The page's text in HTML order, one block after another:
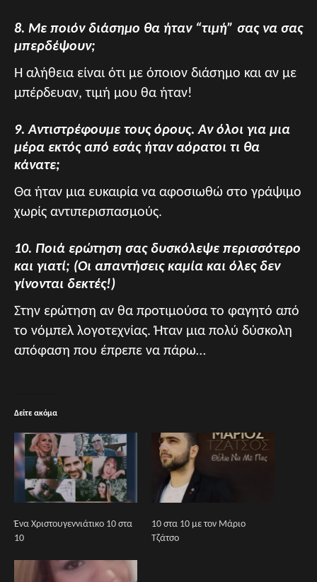
8. Με ποιόν διάσημο θα ήταν “τιμή” σας να σας
μπερδέψουν;
Η αλήθεια είναι ότι με όποιον διάσημο και αν με
μπέρδευαν, τιμή μου θα ήταν!
9. Αντιστρέφουμε τους όρους. Αν όλοι για μια
μέρα εκτός από εσάς ήταν αόρατοι τι θα
κάνατε;
Θα ήταν μια ευκαιρία να αφοσιωθώ στο γράψιμο
χωρίς αντιπερισπασμούς.
10. Ποιά ερώτηση σας δυσκόλεψε περισσότερο
και γιατί; (Οι απαντήσεις καμία και όλες δεν
γίνονται δεκτές!)
Στην ερώτηση αν θα προτιμούσα το φαγητό από
το νόμπελ λογοτεχνίας. Ήταν μια πολύ δύσκολη
απόφαση που έπρεπε να πάρω…
Δείτε ακόμα
Ένα Χριστουγεννιάτικο 10 στα
10
10 στα 10 με τον Μάριο
Τζάτσο